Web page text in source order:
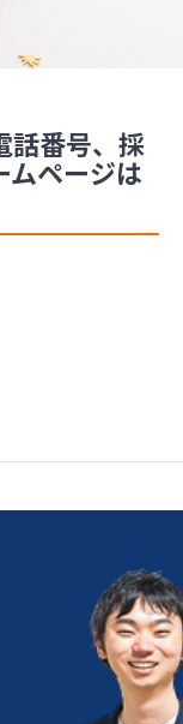
話番号、採
ムページは